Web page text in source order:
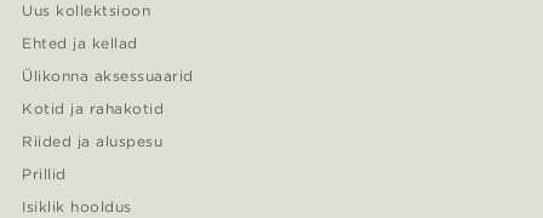
Uus kollektsioon
Ehted ja kellad
Ülikonna aksessuaarid
Kotid ja rahakotid
Riided ja aluspesu
Prillid
Isiklik hooldus